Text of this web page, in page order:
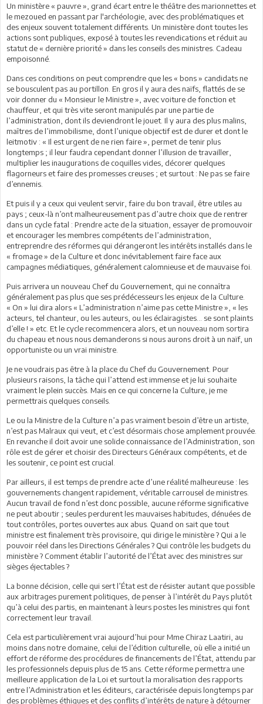
Un ministère « pauvre », grand écart entre le théâtre des marionnettes et
le mezoued en passant par l'archéologie, avec des problématiques et
des enjeux souvent totalement différents. Un ministère dont toutes les
actions sont publiques, exposé à toutes les revendications et réduit au
statut de « dernière priorité » dans les conseils des ministres. Cadeau
empoisonné.
Dans ces conditions on peut comprendre que les « bons » candidats ne
se bousculent pas au portillon. En gros il y aura des naïfs, flattés de se
voir donner du « Monsieur le Ministre », avec voiture de fonction et
chauffeur, et qui très vite seront manipulés par une partie de
l’administration, dont ils deviendront le jouet. Il y aura des plus malins,
maîtres de l’immobilisme, dont l’unique objectif est de durer et dont le
leitmotiv : « Il est urgent de ne rien faire », permet de tenir plus
longtemps ; il leur faudra cependant donner l’illusion de travailler,
multiplier les inaugurations de coquilles vides, décorer quelques
flagorneurs et faire des promesses creuses ; et surtout : Ne pas se faire
d’ennemis.
Et puis il y a ceux qui veulent servir, faire du bon travail, être utiles au
pays ; ceux-là n’ont malheureusement pas d’autre choix que de rentrer
dans un cycle fatal : Prendre acte de la situation, essayer de promouvoir
et encourager les membres compétents de l’administration,
entreprendre des réformes qui dérangeront les intérêts installés dans le
« fromage » de la Culture et donc inévitablement faire face aux
campagnes médiatiques, généralement calomnieuse et de mauvaise foi.
Puis arrivera un nouveau Chef du Gouvernement, qui ne connaîtra
généralement pas plus que ses prédécesseurs les enjeux de la Culture.
« On » lui dira alors « L’administration n’aime pas cette Ministre », « les
acteurs, tel chanteur, ou les auteurs, ou les éclairagistes… se sont plaints
d’elle ! » etc. Et le cycle recommencera alors, et un nouveau nom sortira
du chapeau et nous nous demanderons si nous aurons droit à un naïf, un
opportuniste ou un vrai ministre.
Je ne voudrais pas être à la place du Chef du Gouvernement. Pour
plusieurs raisons, la tâche qui l’attend est immense et je lui souhaite
vraiment le plein succès. Mais en ce qui concerne la Culture, je me
permettrais quelques conseils.
Le ou la Ministre de la Culture n’a pas vraiment besoin d’être un artiste,
n’est pas Malraux qui veut, et c’est désormais chose amplement prouvée.
En revanche il doit avoir une solide connaissance de l’Administration, son
rôle est de gérer et choisir des Directeurs Généraux compétents, et de
les soutenir, ce point est crucial.
Par ailleurs, il est temps de prendre acte d’une réalité malheureuse : les
gouvernements changent rapidement, véritable carrousel de ministres.
Aucun travail de fond n’est donc possible, aucune réforme significative
ne peut aboutir ; seules perdurent les mauvaises habitudes, dénuées de
tout contrôles, portes ouvertes aux abus. Quand on sait que tout
ministre est finalement très provisoire, qui dirige le ministère ? Qui a le
pouvoir réel dans les Directions Générales ? Qui contrôle les budgets du
ministère ? Comment établir l’autorité de l’État avec des ministres sur
sièges éjectables ?
La bonne décision, celle qui sert l’État est de résister autant que possible
aux arbitrages purement politiques, de penser à l’intérêt du Pays plutôt
qu’à celui des partis, en maintenant à leurs postes les ministres qui font
correctement leur travail.
Cela est particulièrement vrai aujourd’hui pour Mme Chiraz Laatiri, au
moins dans notre domaine, celui de l’édition culturelle, où elle a initié un
effort de réforme des procédures de financements de l’État, attendu par
les professionnels depuis plus de 15 ans. Cette réforme permettra une
meilleure application de la Loi et surtout la moralisation des rapports
entre l’Administration et les éditeurs, caractérisée depuis longtemps par
des problèmes éthiques et des conflits d’intérêts de nature à détourner